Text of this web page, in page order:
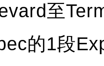
至
的1段